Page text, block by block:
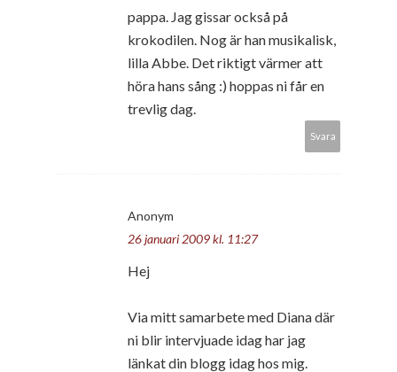
pappa. Jag gissar också på
krokodilen. Nog är han musikalisk,
lilla Abbe. Det riktigt värmer att
höra hans sång :) hoppas ni får en
trevlig dag.
Svara
Anonym
26 januari 2009 kl. 11:27
Hej
Via mitt samarbete med Diana där
ni blir intervjuade idag har jag
länkat din blogg idag hos mig.